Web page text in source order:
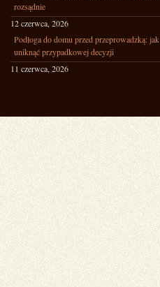
rozsądnie
12 czerwca, 2026
Podłoga do domu przed przeprowadzką: jak
uniknąć przypadkowej decyzji
11 czerwca, 2026